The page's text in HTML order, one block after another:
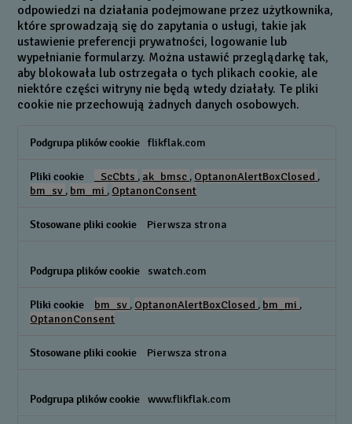
odpowiedzi na działania podejmowane przez użytkownika,
które sprowadzają się do zapytania o usługi, takie jak
ustawienie preferencji prywatności, logowanie lub
wypełnianie formularzy. Można ustawić przeglądarkę tak,
aby blokowała lub ostrzegała o tych plikach cookie, ale
niektóre części witryny nie będą wtedy działały. Te pliki
cookie nie przechowują żadnych danych osobowych.
pliki
flikflak.com
_ScCbts , ak_bmsc , OptanonAlertBoxClosed ,
bm_sv , bm_mi , OptanonConsent
Pierwsza strona
swatch.com
bm_sv , OptanonAlertBoxClosed , bm_mi ,
OptanonConsent
Pierwsza strona
www.flikflak.com